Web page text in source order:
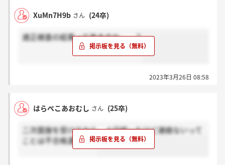
XuMn7H9b さん (24卒)
適正検査の結果って来ますか、、？
2023年3月26日 08:58
はらぺこあおむし さん (25卒)
二次面接を受けてから、４日経ったけど連絡ないって
ことは不合格濃厚？？